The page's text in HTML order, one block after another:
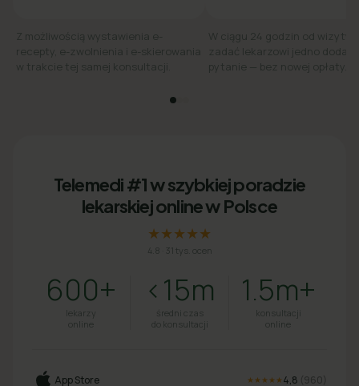
Z możliwością wystawienia e-
recepty, e-zwolnienia i e-skierowania
w trakcie tej samej konsultacji.
W ciągu 24 godzin od wizyty
zadać lekarzowi jedno
pytanie — bez nowej opłaty.
Telemedi #1 w szybkiej poradzie
lekarskiej online w Polsce
★★★★★
4.8 31 tys. ocen
600+
lekarzy
online
<15m
średni czas
do konsultacji
1.5m+
konsultacji
online
App Store ★★★★★ 4,8 (960